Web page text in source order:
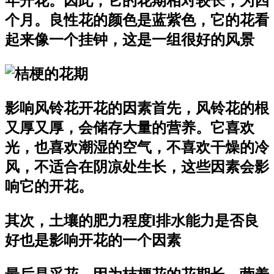
个月。良性花的颜色是蓝紫色，它的花看
起来像一个挂钟，这是一组很好的风景
影响风铃花开花的因素首先，风铃花的根
又厚又厚，会储存大量的营养。它喜欢
光，也喜欢潮湿的空气，不喜欢干燥的冷
风，不适合在阴凉处生长，这些因素会影
响它的开花。
其次，土壤的肥力程度l排水能力是否良
好也是影响开花的一个因素